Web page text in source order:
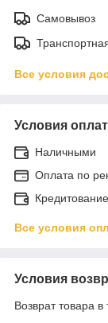
Самовывоз
Все условия
Условия
Наличными
Оплата по
Кредитование
Все условия
Условия
Возврат товара